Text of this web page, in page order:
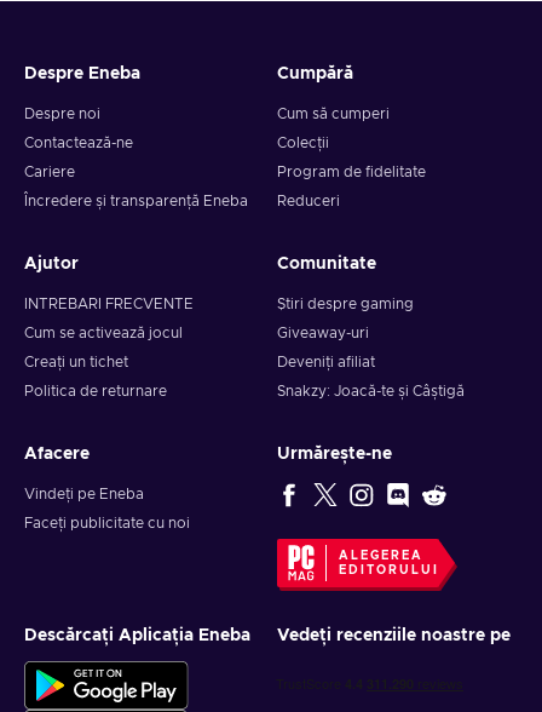
Despre Eneba
Despre noi
Contactează-ne
Cariere
Încredere și transparență Eneba
Cumpără
Cum să cumperi
Colecții
Program de fidelitate
Reduceri
Ajutor
INTREBARI FRECVENTE
Cum se activează jocul
Creați un tichet
Politica de returnare
Comunitate
Știri despre gaming
Giveaway-uri
Deveniți afiliat
Snakzy: Joacă-te și Câștigă
Afacere
Vindeți pe Eneba
Faceți publicitate cu noi
Urmărește-ne
ALEGEREA
EDITORULUI
Descărcați Aplicația Eneba Vedeți recenziile noastre pe